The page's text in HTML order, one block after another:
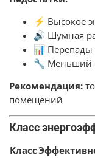
⚡ Высокое
🔊 Шумная
📊 Перепады
🔧 Меньший
Рекомендация:
помещений
Класс
Класс